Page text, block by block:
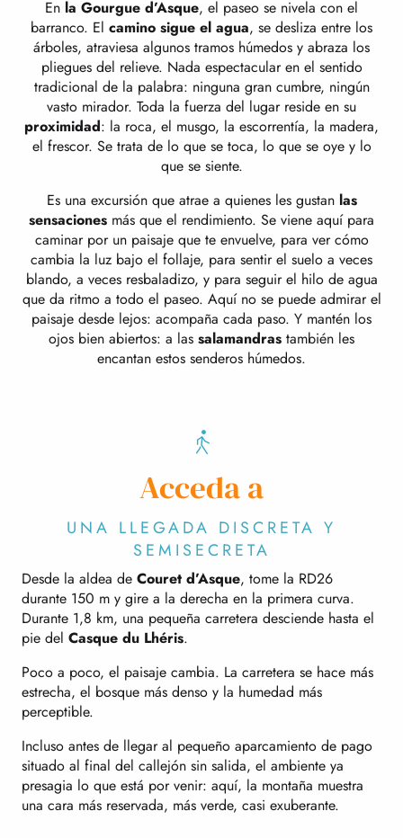
En la Gourgue d’Asque, el paseo se nivela con el
barranco. El camino sigue el agua, se desliza entre los
árboles, atraviesa algunos tramos húmedos y abraza los
pliegues del relieve. Nada espectacular en el sentido
tradicional de la palabra: ninguna gran cumbre, ningún
vasto mirador. Toda la fuerza del lugar reside en su
proximidad: la roca, el musgo, la escorrentía, la madera,
el frescor. Se trata de lo que se toca, lo que se oye y lo
que se siente.
Es una excursión que atrae a quienes les gustan las
sensaciones más que el rendimiento. Se viene aquí para
caminar por un paisaje que te envuelve, para ver cómo
cambia la luz bajo el follaje, para sentir el suelo a veces
blando, a veces resbaladizo, y para seguir el hilo de agua
que da ritmo a todo el paseo. Aquí no se puede admirar el
paisaje desde lejos: acompaña cada paso. Y mantén los
ojos bien abiertos: a las salamandras también les
encantan estos senderos húmedos.
Acceda a
UNA LLEGADA DISCRETA Y
SEMISECRETA
Desde la aldea de Couret d’Asque, tome la RD26
durante 150 m y gire a la derecha en la primera curva.
Durante 1,8 km, una pequeña carretera desciende hasta el
pie del Casque du Lhéris.
Poco a poco, el paisaje cambia. La carretera se hace más
estrecha, el bosque más denso y la humedad más
perceptible.
Incluso antes de llegar al pequeño aparcamiento de pago
situado al final del callejón sin salida, el ambiente ya
presagia lo que está por venir: aquí, la montaña muestra
una cara más reservada, más verde, casi exuberante.